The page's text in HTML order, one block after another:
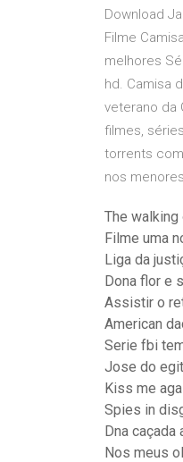
Download
Filme
melhores
hd. Camisa
veterano da
filmes,
torrents
nos
The
Filme uma
Liga da
Dona flor e
Assistir o
American
Serie fbi
Jose do
Kiss me
Spies in
Dna caçada
Nos meus